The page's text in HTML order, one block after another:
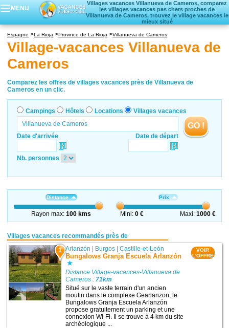
MENU
Villages vacances Villanueva de Cameros, comparez
les villages vacances pas chers proches de
Villanueva de Cameros, trouvez le village vacances le
mieux situé
Campings
Locations vacances
Espagne La Rioja Province de La Rioja Villanueva de Cameros
Village-vacances Villanueva de
Cameros
Comparez les offres de villages vacances près de Villanueva de
Cameros en un clic.
Campings Hôtels Locations Villages vacances
Date d'arrivée Date de départ
GO !
Nb. personnes
Distance
Rayon max:100 kms
Prix
Mini:0 € Maxi: 1000 €
Villages vacances recommandés près de
1 Arlanzón | Burgos |Castille-et-León
Bungalows Granja Escuela Arlanzón
Distance Village-vacances-Villanueva de
Cameros : 71km
Situé sur le vaste terrain d'un ancien
moulin dans le complexe Gearlanzon, le
Bungalows Granja Escuela Arlanzón
propose gratuitement un parking et une
connexion Wi-Fi. Il se trouve à 4 km du site
archéologique ...
VOIR
L'OFFRE